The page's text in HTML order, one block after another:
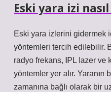
Eski yara izi
Eski yara izlerini gidermek
yöntemleri tercih edilebilir.
radyo frekans, IPL lazer ve
yöntemler yer alır. Yaranın
zamanına bağlı olarak bir